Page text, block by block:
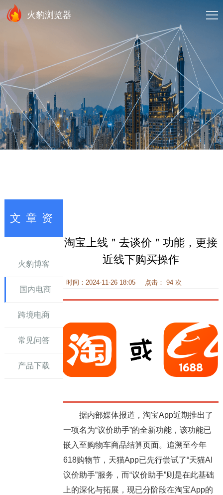
火豹浏览器
文章资
火豹博客
国内电商
跨境电商
常见问答
产品下载
淘宝上线＂去谈价＂功能，更接
近线下购买操作
时间：2024-11-26 18:05 点击： 94 次
据内部媒体报道，淘宝App近期推出了
一项名为“议价助手”的全新功能，该功能已
嵌入至购物车商品结算页面。追溯至今年
618购物节，天猫App已先行尝试了“天猫AI
议价助手”服务，而“议价助手”则是在此基础
上的深化与拓展，现已分阶段在淘宝App的